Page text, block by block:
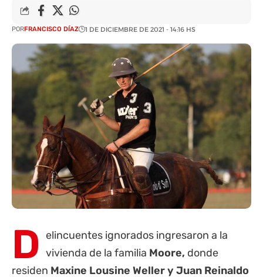
PORFRANCISCO DÍAZ 1 DE DICIEMBRE DE 2021 - 14:16 HS
D
elincuentes ignorados ingresaron a la
vivienda de la familia Moore, donde
residen Maxine Lousine Weller y Juan Reinaldo